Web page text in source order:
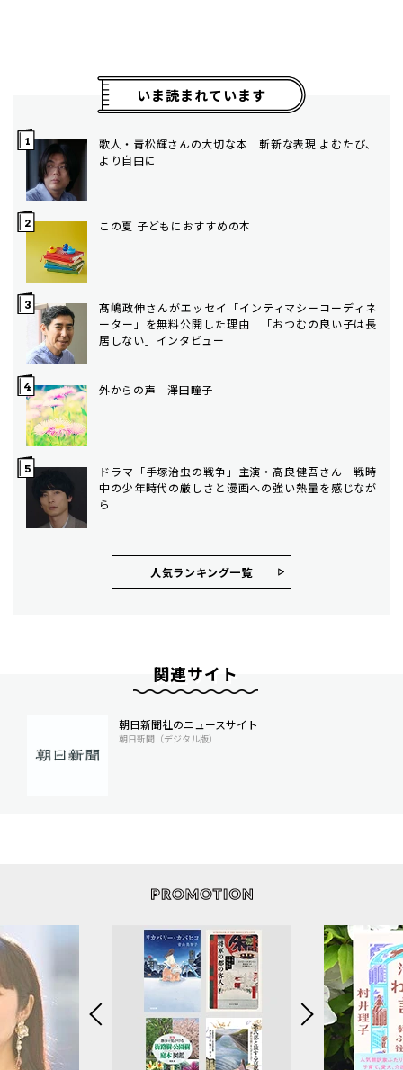
いま読まれています
歌人・青松輝さんの大切な本 斬新な表現 よむたび、
より自由に
この夏 子どもにおすすめの本
髙嶋政伸さんがエッセイ「インティマシーコーディネ
ーター」を無料公開した理由 「おつむの良い子は長
居しない」インタビュー
外からの声 澤田瞳子
ドラマ「手塚治虫の戦争」主演・高良健吾さん 戦時
中の少年時代の厳しさと漫画への強い熱量を感じなが
ら
人気ランキング⼀覧
関連サイト
朝日新聞社のニュースサイト
朝日新聞（デジタル版）